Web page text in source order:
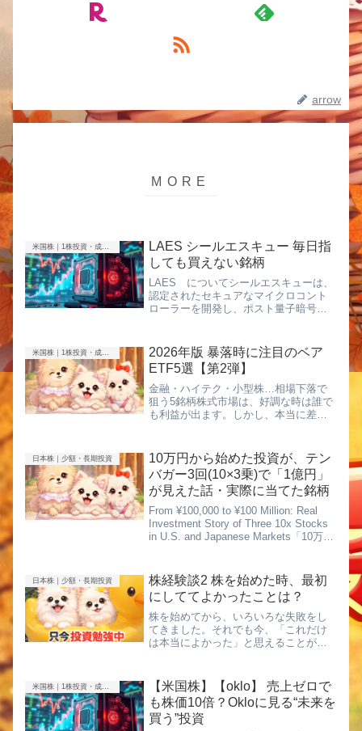
arrow
米国株｜1株投資・成長株
LAES シールエスキュー 毎日指
しても買えない銘柄
LAES についてシールエスキューは、
認定されたセキュアなマイクロコント
ローラーを開発し、ポスト量子暗号を
ら自動車、産業オートメーション、制
御システムに至るまで、様々な...
米国株｜1株投資・成長株
2026年版 暴落時に注目のベア
ETF5選【第2弾】
金融・ハイテク・小型株…相場下落で
狙う5銘柄株式市場は、好調な時は誰で
も利益が出ます。しかし、本当に差が
うした局面では株価が急落し、多くの
投資家がパニックになります。そんな...
日本株｜少額・長期投資
10万円から始めた投資が、テン
バガー3回(10×3乗)で「1億円」
が見えた話・実際に当てた銘柄
From ¥100,000 to ¥100 Million: Real
Investment Story of Three 10x Stocks
in U.S. and Japanese Markets「10万円
日本株｜少額・長期投資
株経験談2 株を始めた時、最初
にしててよかったことは？
株を始めてから、いろいろな失敗をし
てきました。それでも今、「これだけ
は本当によかった」と思えることがあ
勝とうとしなかった株を始めた当初、
私は少額から始めました。・一気に資
金...
米国株｜1株投資・成長株
【米国株】【oklo】 売上ゼロで
も株価10倍？Okloに見る“未来を
買う”投資